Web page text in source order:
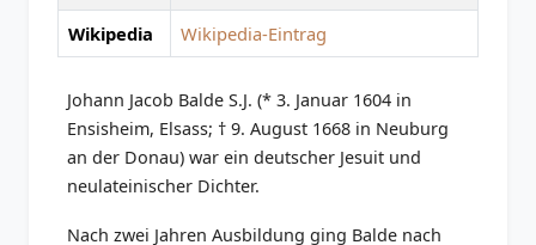
Wikipedia
Wikipedia-Eintrag
Johann Jacob Balde S.J. (* 3. Januar 1604 in
Ensisheim, Elsass; † 9. August 1668 in Neuburg
an der Donau) war ein deutscher Jesuit und
neulateinischer Dichter.
Nach zwei Jahren Ausbildung ging Balde nach